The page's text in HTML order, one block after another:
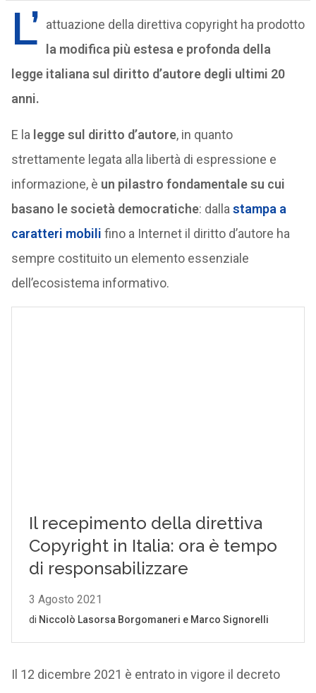
L’ attuazione della direttiva copyright ha prodotto
la modifica più estesa e profonda della
legge italiana sul diritto d’autore degli ultimi 20
anni.
E la legge sul diritto d’autore, in quanto
strettamente legata alla libertà di espressione e
informazione, è un pilastro fondamentale su cui
basano le società democratiche: dalla stampa a
caratteri mobili fino a Internet il diritto d’autore ha
sempre costituito un elemento essenziale
dell’ecosistema informativo.
Il 12 dicembre 2021 è entrato in vigore il decreto